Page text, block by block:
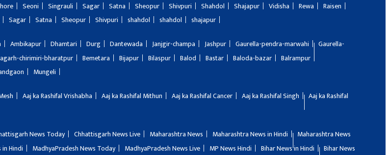
Seoni Singrauli Sagar Satna Sheopur Shivpuri Shahdol Shajapur Vidisha Rewa
Raisen
Sagar Satna Sheopur Shivpuri shahdol shahdol shajapur
Ambikapur Dhamtari Durg Dantewada Janjgir-champa Jashpur Gaurella-pendra-marwahi
Gaurella-
chirimiri-bharatpur Bemetara Bijapur Bilaspur Balod Bastar Baloda-bazar
Balrampur
Mungeli
Aaj ka Rashifal Vrishabha Aaj ka Rashifal Mithun Aaj ka Rashifal Cancer Aaj ka Rashifal Singh
Aaj ka Rashifal
News Today Chhattisgarh News Live Maharashtra News Maharashtra News in Hindi
Maharashtra News
Hindi MadhyaPradesh News Today MadhyaPradesh News Live MP News Hindi Bihar News in Hindi
Bihar News